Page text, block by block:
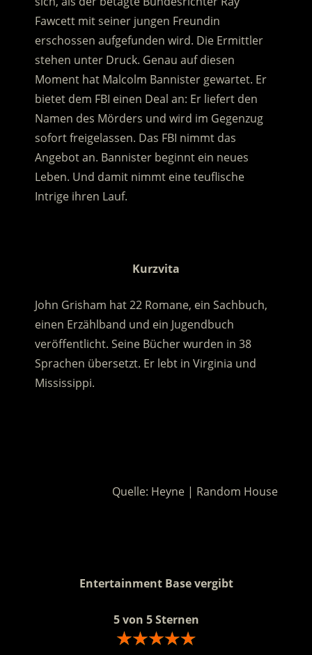
Fawcett mit seiner jungen Freundin
erschossen aufgefunden wird. Die Ermittler
stehen unter Druck. Genau auf diesen
Moment hat Malcolm Bannister gewartet. Er
bietet dem FBI einen Deal an: Er liefert den
Namen des Mörders und wird im Gegenzug
sofort freigelassen. Das FBI nimmt das
Angebot an. Bannister beginnt ein neues
Leben. Und damit nimmt eine teuflische
Intrige ihren Lauf.
Kurzvita
John Grisham hat 22 Romane, ein Sachbuch,
einen Erzählband und ein Jugendbuch
veröffentlicht. Seine Bücher wurden in 38
Sprachen übersetzt. Er lebt in Virginia und
Mississippi.
Quelle: Heyne | Random House
Entertainment Base vergibt
5 von 5 Sternen